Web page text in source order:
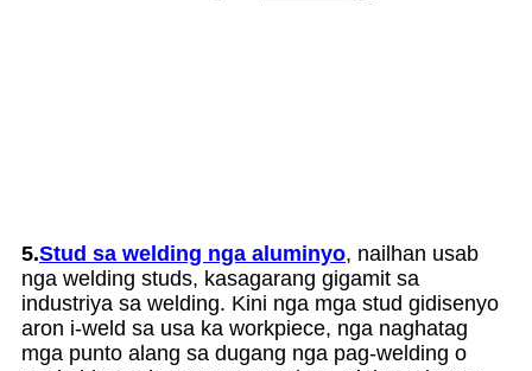
5.Stud sa welding nga aluminyo, nailhan usab
nga welding studs, kasagarang gigamit sa
industriya sa welding. Kini nga mga stud gidisenyo
aron i-weld sa usa ka workpiece, nga naghatag
mga punto alang sa dugang nga pag-welding o